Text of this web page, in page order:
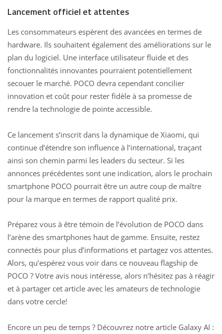
Lancement officiel et attentes
Les consommateurs espèrent des avancées en termes de
hardware. Ils souhaitent également des améliorations sur le
plan du logiciel. Une interface utilisateur fluide et des
fonctionnalités innovantes pourraient potentiellement
secouer le marché. POCO devra cependant concilier
innovation et coût pour rester fidèle à sa promesse de
rendre la technologie de pointe accessible.
Ce lancement s’inscrit dans la dynamique de Xiaomi, qui
continue d’étendre son influence à l’international, traçant
ainsi son chemin parmi les leaders du secteur. Si les
annonces précédentes sont une indication, alors le prochain
smartphone POCO pourrait être un autre coup de maître
pour la marque en termes de rapport qualité prix.
Préparez vous à être témoin de l’évolution de POCO dans
l’arène des smartphones haut de gamme. Ensuite, restez
connectés pour plus d’informations et partagez vos attentes.
Alors, qu’espérez vous voir dans ce nouveau flagship de
POCO ? Votre avis nous intéresse, alors n’hésitez pas à réagir
et à partager cet article avec les amateurs de technologie
dans votre cercle!
Encore un peu de temps ? Découvrez notre article Galaxy AI :